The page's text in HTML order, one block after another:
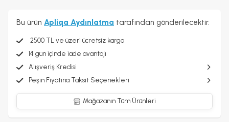
Bu ürün Apliqa Aydınlatma tarafından gönderilecektir.
2500 TL ve üzeri ücretsiz kargo
14 gün içinde iade avantajı
Alışveriş Kredisi
Peşin Fiyatına Taksit Seçenekleri
Mağazanın Tüm Ürünleri